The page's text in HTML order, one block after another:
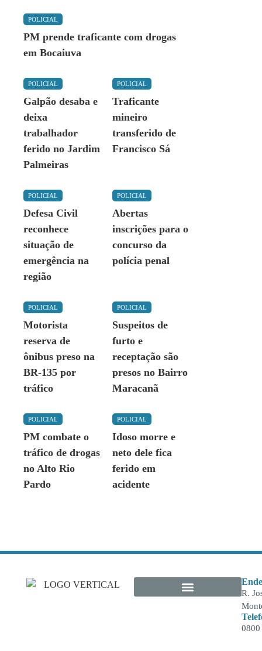
POLICIAL
PM prende traficante com drogas
em Bocaiuva
POLICIAL
Galpão desaba e
deixa
trabalhador
ferido no Jardim
Palmeiras
POLICIAL
Traficante
mineiro
transferido de
Francisco Sá
POLICIAL
Defesa Civil
reconhece
situação de
emergência na
região
POLICIAL
Abertas
inscrições para o
concurso da
polícia penal
POLICIAL
Motorista
reserva de
ônibus preso na
BR-135 por
tráfico
POLICIAL
Suspeitos de
furto e
receptação são
presos no Bairro
Maracanã
POLICIAL
PM combate o
tráfico de drogas
no Alto Rio
Pardo
POLICIAL
Idoso morre e
neto dele fica
ferido em
acidente
R.
0800